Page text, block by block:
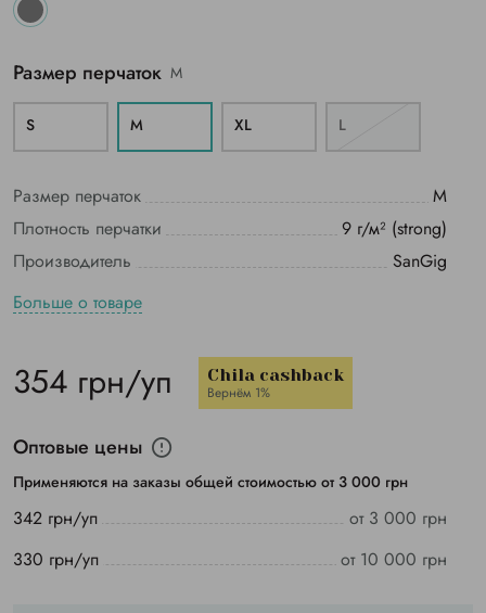
Размер перчаток M
S M ХL L
Размер перчаток
M
Плотность перчатки
9 г/м² (strong)
Производитель
SanGig
Больше о товаре
354 грн/уп Chila cashback
Вернём 1%
Оптовые цены
Применяются на заказы общей стоимостью от 3 000 грн
342 грн/уп
от 3 000 грн
330 грн/уп
от 10 000 грн